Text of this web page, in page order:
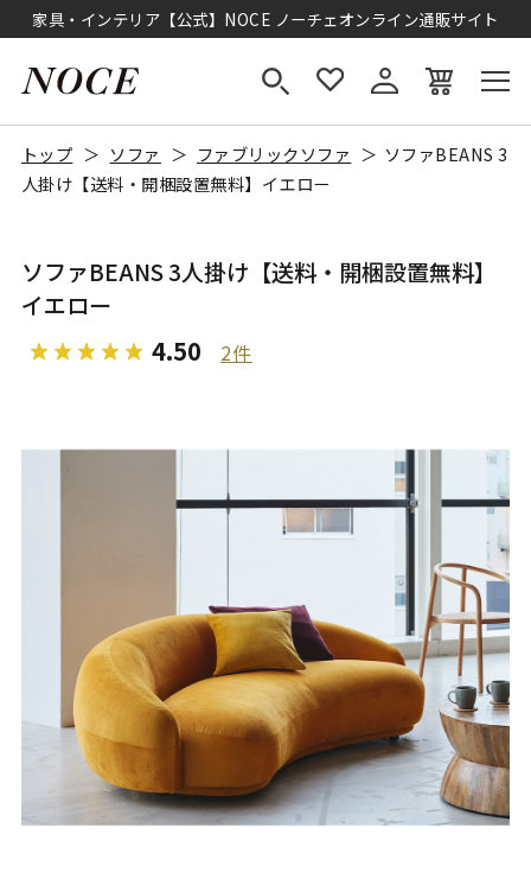
家具・インテリア【公式】NOCE ノーチェオンライン通販サイト
トップ ソファ ファブリックソファ
ソファBEANS 3
人掛け【送料・開梱設置無料】イエロー
ソファBEANS 3人掛け【送料・開梱設置無料】
イエロー
4.50 2件